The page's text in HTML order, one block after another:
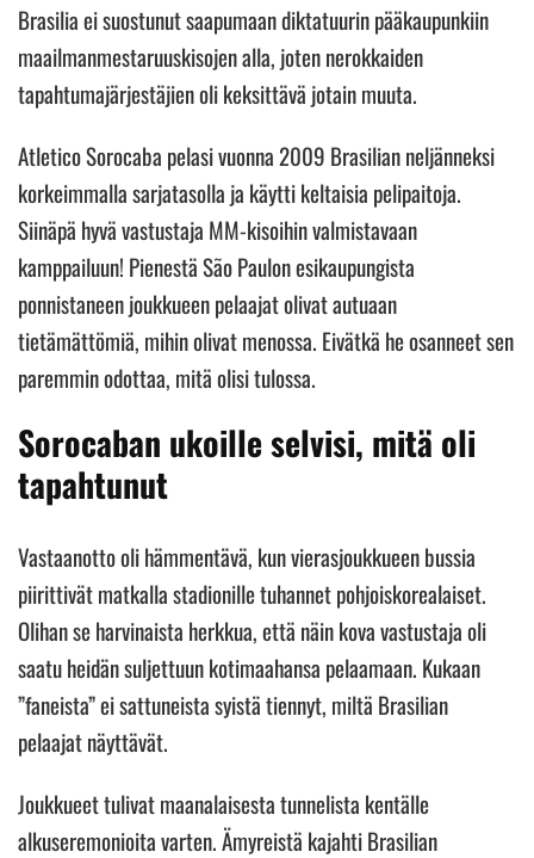
Brasilia ei suostunut saapumaan diktatuurin pääkaupunkiin
maailmanmestaruuskisojen alla, joten nerokkaiden
tapahtumajärjestäjien oli keksittävä jotain muuta.
Atletico Sorocaba pelasi vuonna 2009 Brasilian neljänneksi
korkeimmalla sarjatasolla ja käytti keltaisia pelipaitoja.
Siinäpä hyvä vastustaja MM-kisoihin valmistavaan
kamppailuun! Pienestä São Paulon esikaupungista
ponnistaneen joukkueen pelaajat olivat autuaan
tietämättömiä, mihin olivat menossa. Eivätkä he osanneet sen
paremmin odottaa, mitä olisi tulossa.
Sorocaban ukoille selvisi, mitä oli
tapahtunut
Vastaanotto oli hämmentävä, kun vierasjoukkueen bussia
piirittivät matkalla stadionille tuhannet pohjoiskorealaiset.
Olihan se harvinaista herkkua, että näin kova vastustaja oli
saatu heidän suljettuun kotimaahansa pelaamaan. Kukaan
”faneista” ei sattuneista syistä tiennyt, miltä Brasilian
pelaajat näyttävät.
Joukkueet tulivat maanalaisesta tunnelista kentälle
alkuseremonioita varten. Ämyreistä kajahti Brasilian